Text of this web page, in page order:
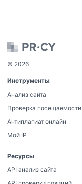
© 2026
Инструменты
Анализ сайта
Проверка посещаемости
Антиплагиат онлайн
Мой IP
Ресурсы
API анализ сайта